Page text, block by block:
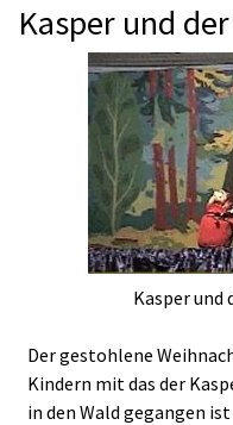
Kasper und
Kasper und
Der gestohlene
Kindern mit das der
in den Wald gegangen